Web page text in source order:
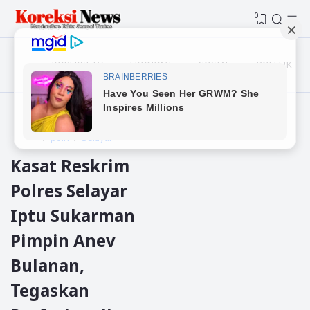
0
KOREKSI TV EKONOMI SOSIAL POLITIK
Beranda
polri
Selayar
Kasat Reskrim
Polres Selayar
Iptu Sukarman
Pimpin Anev
Bulanan,
Tegaskan